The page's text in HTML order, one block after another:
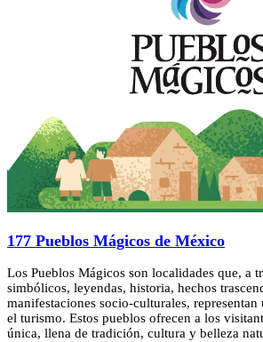
177 Pueblos Mágicos de México
Los Pueblos Mágicos son localidades que, a
simbólicos, leyendas, historia, hechos
manifestaciones socio-culturales,
el turismo. Estos pueblos ofrecen a los
única, llena de tradición, cultura y belleza